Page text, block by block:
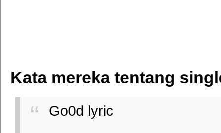
Kata mereka tentang
Go0d lyric